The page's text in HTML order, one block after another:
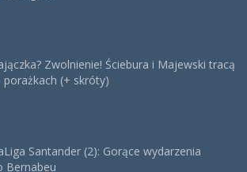
Zwolnienie! Ściebura i Majewski tracą
(+ skróty)
Santander (2): Gorące wydarzenia
Bernabeu